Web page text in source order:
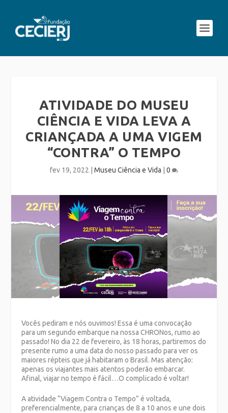
ATIVIDADE DO MUSEU
CIÊNCIA E VIDA LEVA A
CRIANÇADA A UMA VIGEM
“CONTRA” O TEMPO
fev 19, 2022 Museu Ciência e Vida 0
Vocês pediram e nós ouvimos! Essa é uma convocação
para um segundo embarque na nossa CHRONos, rumo ao
passado! No dia 22 de fevereiro, às 18 horas, partiremos do
presente rumo a uma data do nosso passado para ver os
maiores répteis que já habitaram o Brasil. Mas atenção:
apenas os viajantes mais atentos poderão embarcar.
Afinal, viajar no tempo é fácil…O complicado é voltar!
A atividade “Viagem Contra o Tempo” é voltada,
preferencialmente, para crianças de 8 a 10 anos e une dois